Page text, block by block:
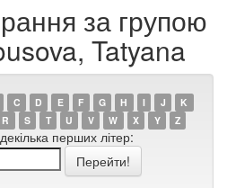
за групою
Tatyana
C D E F G H I J
K
R S T U V W X Y Z
перших літер: